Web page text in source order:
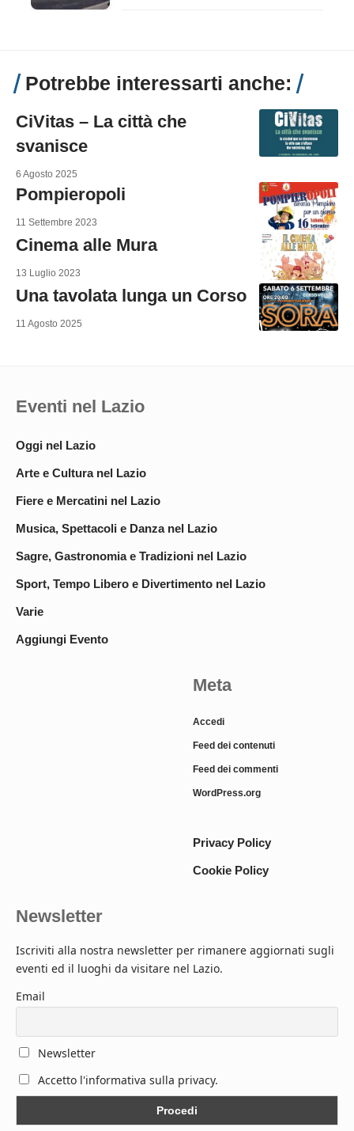
Potrebbe interessarti anche:
CiVitas – La città che
svanisce
6 Agosto 2025
Pompieropoli
11 Settembre 2023
Cinema alle Mura
13 Luglio 2023
Una tavolata lunga un Corso
11 Agosto 2025
Eventi nel Lazio
Oggi nel Lazio
Arte e Cultura nel Lazio
Fiere e Mercatini nel Lazio
Musica, Spettacoli e Danza nel Lazio
Sagre, Gastronomia e Tradizioni nel Lazio
Sport, Tempo Libero e Divertimento nel Lazio
Varie
Aggiungi Evento
Meta
Accedi
Feed dei contenuti
Feed dei commenti
WordPress.org
Privacy Policy
Cookie Policy
Newsletter
Iscriviti alla nostra newsletter per rimanere aggiornati sugli
eventi ed il luoghi da visitare nel Lazio.
Email
Newsletter
Accetto l'informativa sulla privacy.